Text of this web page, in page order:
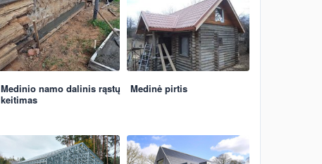
Medinio namo dalinis rąstų
keitimas
Medinė pirtis